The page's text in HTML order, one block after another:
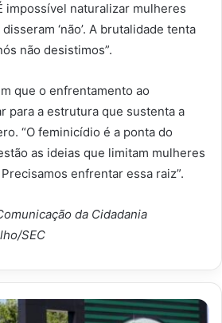
impossível naturalizar mulheres
‘não’. A brutalidade tenta
não desistimos”.
que o enfrentamento ao
para a estrutura que sustenta a
“O feminicídio é a ponta do
as ideias que limitam mulheres
enfrentar essa raiz”.
da Cidadania
SEC